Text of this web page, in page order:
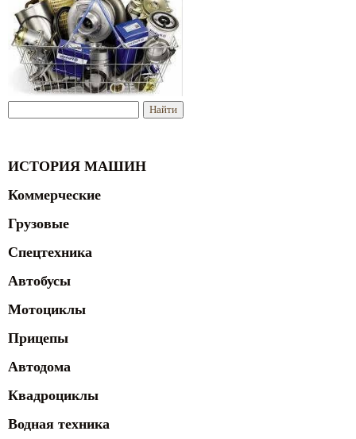
ИСТОРИЯ МАШИН
Коммерческие
Грузовые
Спецтехника
Автобусы
Мотоциклы
Прицепы
Автодома
Квадроциклы
Водная техника